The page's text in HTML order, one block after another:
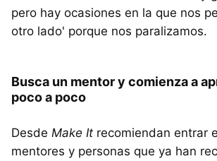
pero hay ocasiones en la que nos
otro lado' porque nos paralizamos.
Busca un mentor y comienza a
poco a poco
Desde Make It recomiendan entrar
mentores y personas que ya han